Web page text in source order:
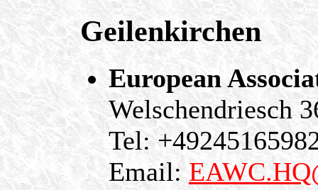
Geilenkirchen
European
Welschendriesch
Tel:
Email: